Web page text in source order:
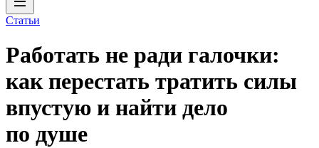
Статьи
Работать не ради галочки:
как перестать тратить силы
впустую и найти дело
по душе